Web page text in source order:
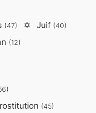
(47) ✡️ Juif (40)
(12)
(45)